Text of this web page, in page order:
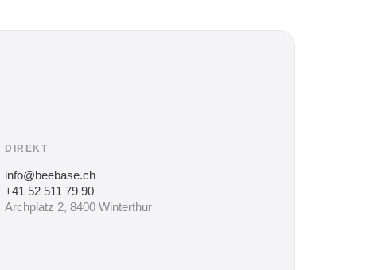
DIREKT
info@beebase.ch
+41 52 511 79 90
Archplatz 2, 8400 Winterthur